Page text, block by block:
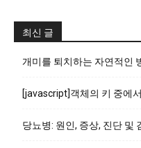
최신 글
개미를 퇴치하는 자연적인
[javascript]객체의 키 중에
당뇨병: 원인, 증상, 진단 및